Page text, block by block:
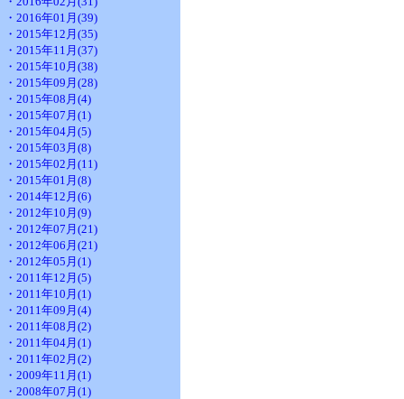
・2016年01月(39)
・2015年12月(35)
・2015年11月(37)
・2015年10月(38)
・2015年09月(28)
・2015年08月(4)
・2015年07月(1)
・2015年04月(5)
・2015年03月(8)
・2015年02月(11)
・2015年01月(8)
・2014年12月(6)
・2012年10月(9)
・2012年07月(21)
・2012年06月(21)
・2012年05月(1)
・2011年12月(5)
・2011年10月(1)
・2011年09月(4)
・2011年08月(2)
・2011年04月(1)
・2011年02月(2)
・2009年11月(1)
・2008年07月(1)